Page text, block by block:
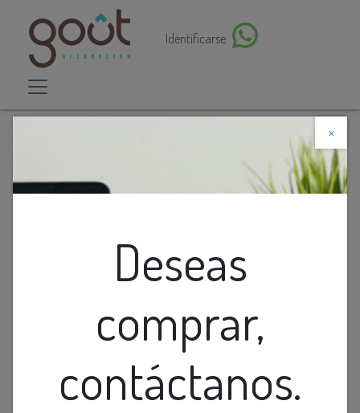
Identificarse
×
Deseas
comprar,
contáctanos.
Descuento web
Lamp. Colg. 3L E27 Concavo Satin+Vidrio Opal